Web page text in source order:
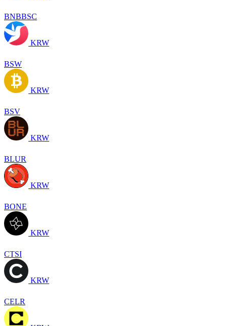
BNBBSC
KRW
BSW
KRW
BSV
KRW
BLUR
KRW
BONE
KRW
CTSI
KRW
CELR